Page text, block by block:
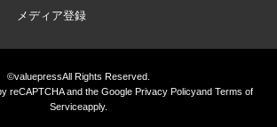
メディア登録
©valuepressAll Rights Reserved.
reCAPTCHA and the GooglePrivacy PolicyandTerms of
Serviceapply.